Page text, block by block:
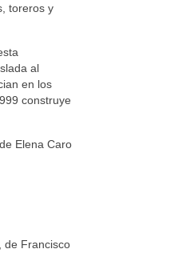
toreros y
al
en los
construye
Elena Caro
de Francisco